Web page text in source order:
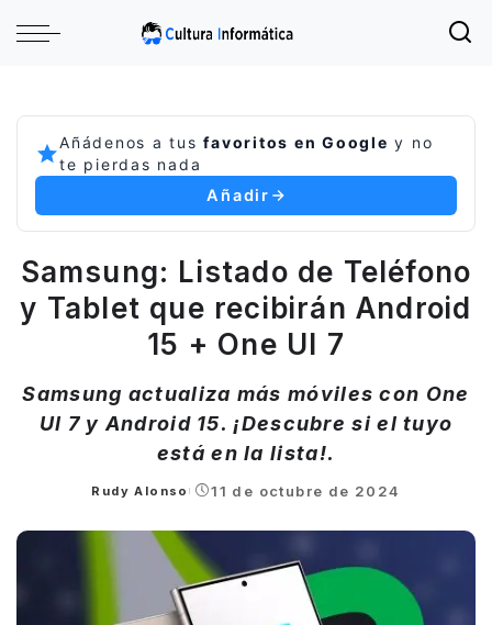
Añádenos a tusfavoritos en Google y no
te pierdas nada
Añadir
Samsung: Listado de Teléfono
y Tablet que recibirán Android
15 + One UI 7
Samsung actualiza más móviles con One
UI 7 y Android 15. ¡Descubre si el tuyo
está en la lista!.
Posted
Rudy Alonso 11 de octubre de 2024